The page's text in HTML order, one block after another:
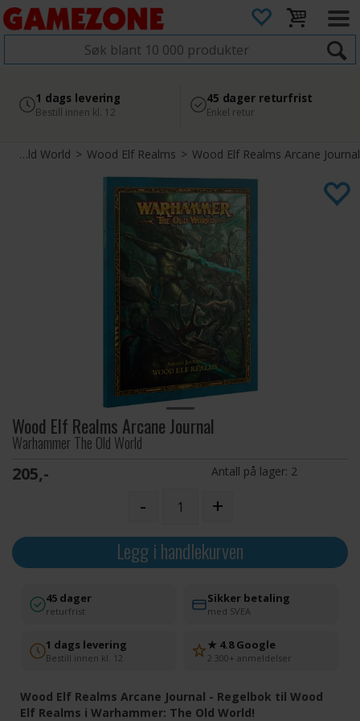
2 300+ anmeldelser på
Google
Sikker betaling
med Svea
1 dags levering
Bestill innen kl. 12
45 dager returfrist
Enkel retur
Warhammer The Old World>Wood Elf Realms>Wood Elf Realms Arcane Journal
Wood Elf Realms Arcane Journal
Warhammer The Old World
205,- Antall på lager: 2
- +
Legg i handlekurven
45 dager
returfrist
Sikker betaling
med SVEA
1 dags levering
Bestill innen kl. 12
★ 4.8 Google
2 300+ anmeldelser
Wood Elf Realms Arcane Journal - Regelbok til Wood
Elf Realms i Warhammer: The Old World!